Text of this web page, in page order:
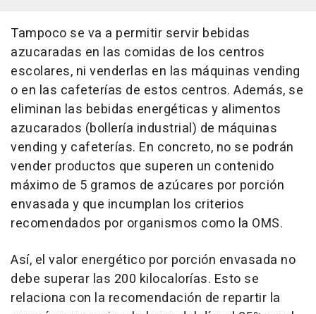
Tampoco se va a permitir servir bebidas
azucaradas en las comidas de los centros
escolares, ni venderlas en las máquinas vending
o en las cafeterías de estos centros. Además, se
eliminan las bebidas energéticas y alimentos
azucarados (bollería industrial) de máquinas
vending y cafeterías. En concreto, no se podrán
vender productos que superen un contenido
máximo de 5 gramos de azúcares por porción
envasada y que incumplan los criterios
recomendados por organismos como la OMS.
Así, el valor energético por porción envasada no
debe superar las 200 kilocalorías. Esto se
relaciona con la recomendación de repartir la